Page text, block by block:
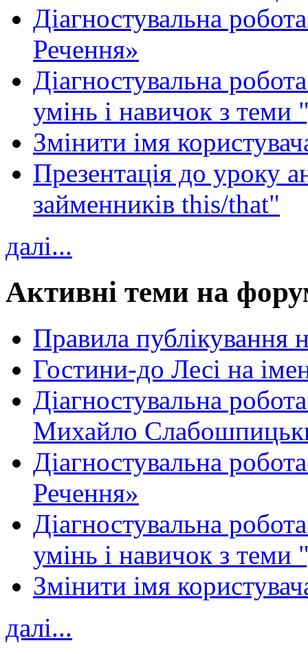
Діагностувальна
Речення»
Діагностувальна
умінь і навичок з теми
Змінити імя
Презентація до уроку
займенників this/that"
далі...
Активні теми на
Правила публікування
Гостини-до Лесі на
Діагностувальна
Михайло
Діагностувальна
Речення»
Діагностувальна
умінь і навичок з теми
Змінити імя
далі...